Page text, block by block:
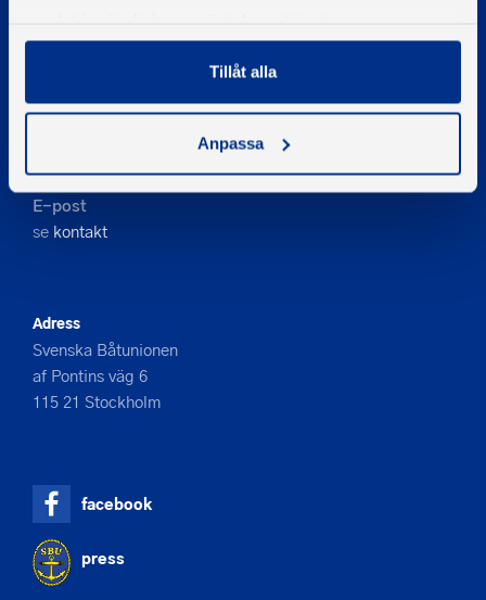
Tillåt alla
Anpassa
08-545 859 60
E-post
se kontakt
Adress
Svenska Båtunionen
af Pontins väg 6
115 21 Stockholm
facebook
press